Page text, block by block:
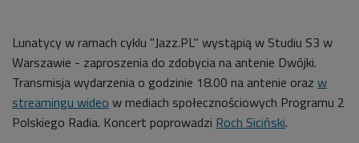
Lunatycy w ramach cyklu "Jazz.PL" wystąpią w Studiu S3 w
Warszawie - zaproszenia do zdobycia na antenie Dwójki.
Transmisja wydarzenia o godzinie 18.00 na antenie oraz w
streamingu wideo w mediach społecznościowych Programu 2
Polskiego Radia. Koncert poprowadzi Roch Siciński.